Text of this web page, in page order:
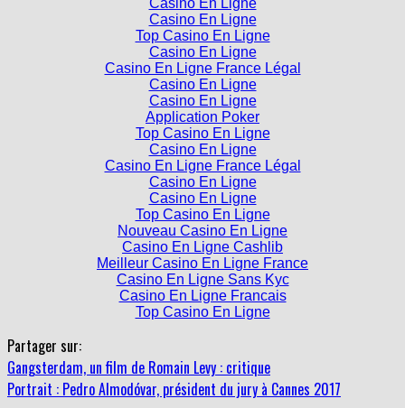
Casino En Ligne
Top Casino En Ligne
Casino En Ligne
Casino En Ligne France Légal
Casino En Ligne
Casino En Ligne
Application Poker
Top Casino En Ligne
Casino En Ligne
Casino En Ligne France Légal
Casino En Ligne
Casino En Ligne
Top Casino En Ligne
Nouveau Casino En Ligne
Casino En Ligne Cashlib
Meilleur Casino En Ligne France
Casino En Ligne Sans Kyc
Casino En Ligne Francais
Top Casino En Ligne
Partager sur:
Gangsterdam, un film de Romain Levy : critique
Portrait : Pedro Almodóvar, président du jury à Cannes 2017